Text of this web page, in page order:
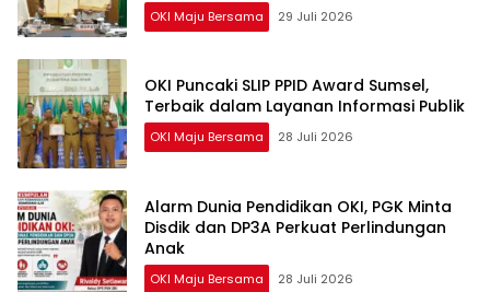
OKI Maju Bersama 29 Juli 2026
OKI Puncaki SLIP PPID Award Sumsel,
Terbaik dalam Layanan Informasi Publik
OKI Maju Bersama 28 Juli 2026
Alarm Dunia Pendidikan OKI, PGK Minta
Disdik dan DP3A Perkuat Perlindungan
Anak
OKI Maju Bersama 28 Juli 2026